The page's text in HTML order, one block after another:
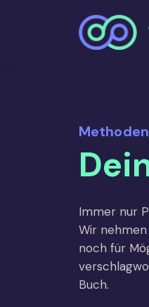
Immer nur
Wir
noch für
Buch.